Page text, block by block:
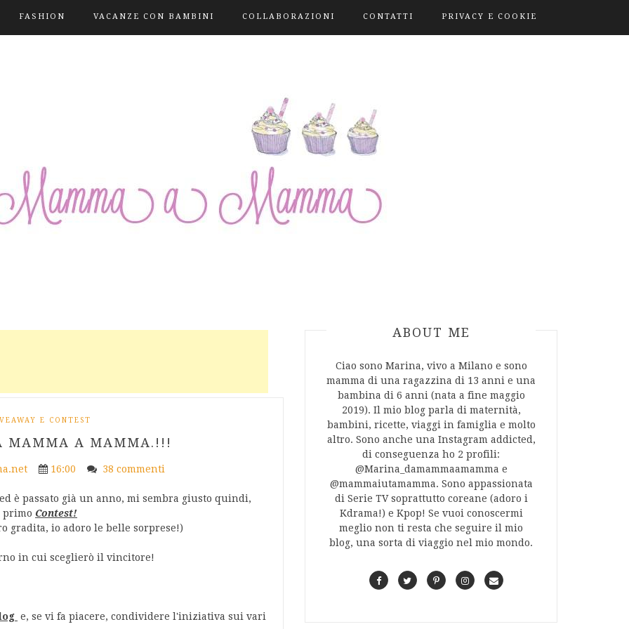
FASHION VACANZE CON BAMBINI COLLABORAZIONI CONTATTI PRIVACY E COOKIE
E CONTEST
MAMMA A MAMMA.!!!
16:00 38 commenti
è passato già un anno, mi sembra giusto quindi,
primo Contest!
gradita, io adoro le belle sorprese!)
in cui sceglierò il vincitore!
e, se vi fa piacere, condividere l'iniziativa sui vari
ABOUT AUTHOR
ABOUT ME
Ciao sono Marina, vivo a Milano e sono
mamma di una ragazzina di 13 anni e una
bambina di 6 anni (nata a fine maggio
2019). Il mio blog parla di maternità,
bambini, ricette, viaggi in famiglia e molto
altro. Sono anche una Instagram addicted,
di conseguenza ho 2 profili:
@Marina_damammaamamma e
@mammaiutamamma. Sono appassionata
di Serie TV soprattutto coreane (adoro i
Kdrama!) e Kpop! Se vuoi conoscermi
meglio non ti resta che seguire il mio
blog, una sorta di viaggio nel mio mondo.
F
T
P
I
C